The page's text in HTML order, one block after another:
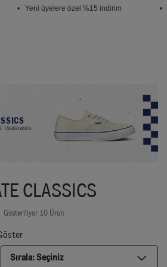
• Yeni üyelere özel %15 indirim •
TASARLANDI.
CLASSICS
Gösteriliyor 10 Ürün
Sırala:Seçiniz